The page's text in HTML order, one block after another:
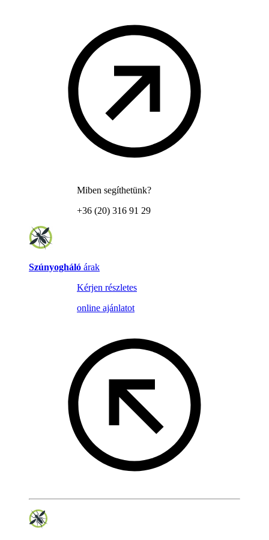
Miben segíthetünk?
+36 (20) 316 91 29
Szúnyogháló árak
Kérjen részletes
online ajánlatot